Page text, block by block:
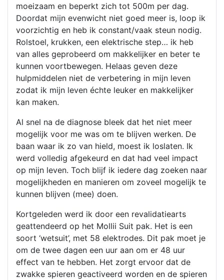
moeizaam en beperkt zich tot 500m per dag.
Doordat mijn evenwicht niet goed meer is, loop ik
voorzichtig en heb ik constant/vaak steun nodig.
Rolstoel, krukken, een elektrische step… ik heb
van alles geprobeerd om makkelijker en beter te
kunnen voortbewegen. Helaas geven deze
hulpmiddelen niet de verbetering in mijn leven
zodat ik mijn leven échte leuker en makkelijker
kan maken.
Al snel na de diagnose bleek dat het niet meer
mogelijk voor me was om te blijven werken. De
baan waar ik zo van hield, moest ik loslaten. Ik
werd volledig afgekeurd en dat had veel impact
op mijn leven. Toch blijf ik iedere dag zoeken naar
mogelijkheden en manieren om zoveel mogelijk te
kunnen blijven (mee) doen.
Kortgeleden werd ik door een revalidatiearts
geattendeerd op het Mollii Suit pak. Het is een
soort ‘wetsuit’, met 58 elektrodes. Dit pak moet je
om de twee dagen een uur aan om er 48 uur
effect van te hebben. Het zorgt ervoor dat de
zwakke spieren geactiveerd worden en de spieren